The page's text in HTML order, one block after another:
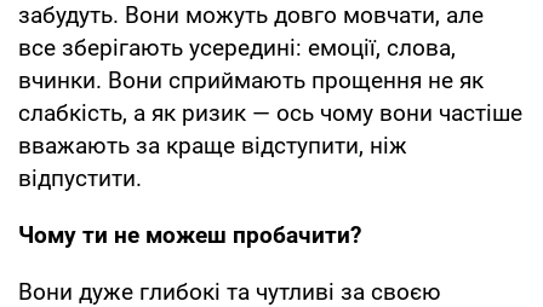
забудуть. Вони можуть довго мовчати, але
все зберігають усередині: емоції, слова,
вчинки. Вони сприймають прощення не як
слабкість, а як ризик — ось чому вони частіше
вважають за краще відступити, ніж
відпустити.
Чому ти не можеш пробачити?
Вони дуже глибокі та чутливі за своєю